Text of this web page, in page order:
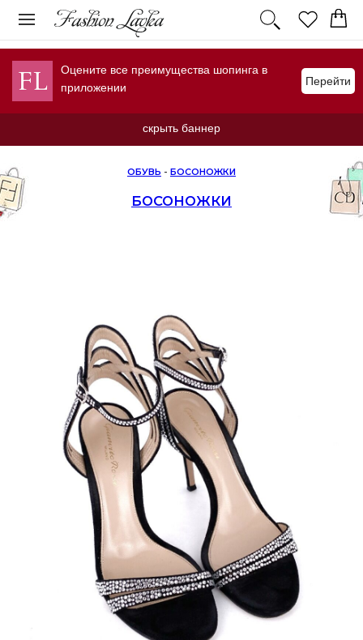
Оцените все преимущества шопинга в
приложении
Перейти
скрыть баннер
ОБУВЬ - БОСОНОЖКИ
БОСОНОЖКИ